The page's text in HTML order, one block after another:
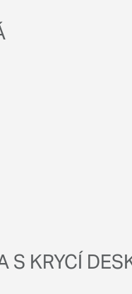
S KRYCÍ